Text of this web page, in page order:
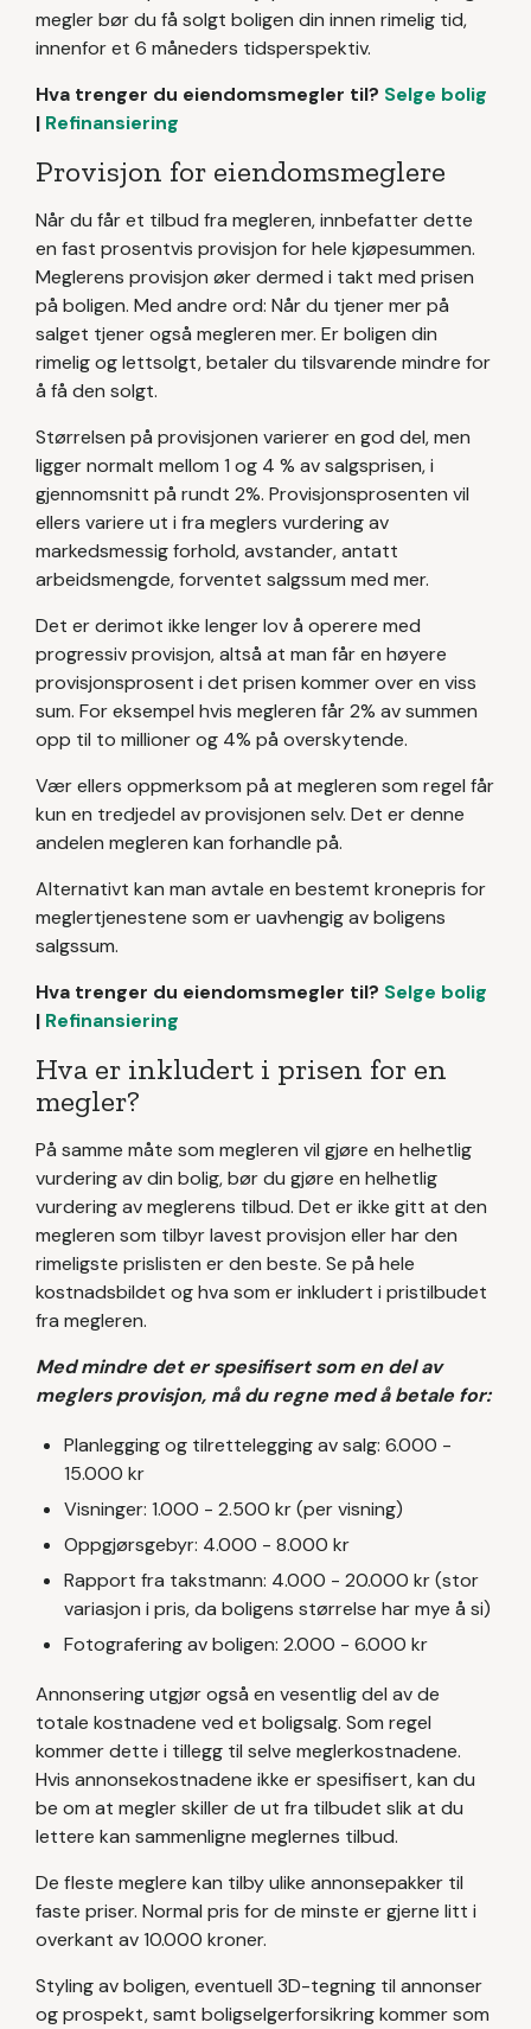
megler bør du få solgt boligen din innen rimelig tid,
innenfor et 6 måneders tidsperspektiv.
Hva trenger du eiendomsmegler til? Selge bolig
| Refinansiering
Provisjon for eiendomsmeglere
Når du får et tilbud fra megleren, innbefatter dette
en fast prosentvis provisjon for hele kjøpesummen.
Meglerens provisjon øker dermed i takt med prisen
på boligen. Med andre ord: Når du tjener mer på
salget tjener også megleren mer. Er boligen din
rimelig og lettsolgt, betaler du tilsvarende mindre for
å få den solgt.
Størrelsen på provisjonen varierer en god del, men
ligger normalt mellom 1 og 4 % av salgsprisen, i
gjennomsnitt på rundt 2%. Provisjonsprosenten vil
ellers variere ut i fra meglers vurdering av
markedsmessig forhold, avstander, antatt
arbeidsmengde, forventet salgssum med mer.
Det er derimot ikke lenger lov å operere med
progressiv provisjon, altså at man får en høyere
provisjonsprosent i det prisen kommer over en viss
sum. For eksempel hvis megleren får 2% av summen
opp til to millioner og 4% på overskytende.
Vær ellers oppmerksom på at megleren som regel får
kun en tredjedel av provisjonen selv. Det er denne
andelen megleren kan forhandle på.
Alternativt kan man avtale en bestemt kronepris for
meglertjenestene som er uavhengig av boligens
salgssum.
Hva trenger du eiendomsmegler til? Selge bolig
| Refinansiering
Hva er inkludert i prisen for en
megler?
På samme måte som megleren vil gjøre en helhetlig
vurdering av din bolig, bør du gjøre en helhetlig
vurdering av meglerens tilbud. Det er ikke gitt at den
megleren som tilbyr lavest provisjon eller har den
rimeligste prislisten er den beste. Se på hele
kostnadsbildet og hva som er inkludert i pristilbudet
fra megleren.
Med mindre det er spesifisert som en del av
meglers provisjon, må du regne med å betale for:
Planlegging og tilrettelegging av salg: 6.000 -
15.000 kr
Visninger: 1.000 - 2.500 kr (per visning)
Oppgjørsgebyr: 4.000 - 8.000 kr
Rapport fra takstmann: 4.000 - 20.000 kr (stor
variasjon i pris, da boligens størrelse har mye å si)
Fotografering av boligen: 2.000 - 6.000 kr
Annonsering utgjør også en vesentlig del av de
totale kostnadene ved et boligsalg. Som regel
kommer dette i tillegg til selve meglerkostnadene.
Hvis annonsekostnadene ikke er spesifisert, kan du
be om at megler skiller de ut fra tilbudet slik at du
lettere kan sammenligne meglernes tilbud.
De fleste meglere kan tilby ulike annonsepakker til
faste priser. Normal pris for de minste er gjerne litt i
overkant av 10.000 kroner.
Styling av boligen, eventuell 3D-tegning til annonser
og prospekt, samt boligselgerforsikring kommer som